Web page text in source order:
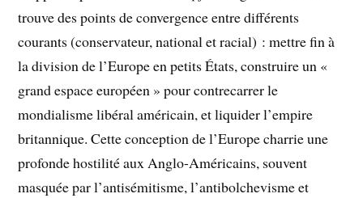
trouve des points de convergence entre différents
courants (conservateur, national et racial) : mettre fin à
la division de l’Europe en petits États, construire un «
grand espace européen » pour contrecarrer le
mondialisme libéral américain, et liquider l’empire
britannique. Cette conception de l’Europe charrie une
profonde hostilité aux Anglo-Américains, souvent
masquée par l’antisémitisme, l’antibolchevisme et